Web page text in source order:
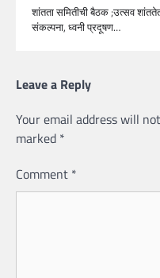
शांतता समितीची बैठक ;उत्सव
संकल्पना, ध्वनी प्रदूषण…
Leave a Reply
Your email address will
marked *
Comment *